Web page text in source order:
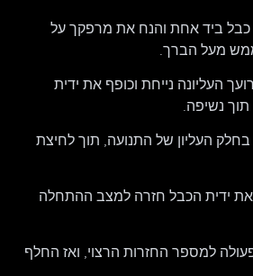
כבל ביד אחת והנח את מרפקך על
מעל הברך.
זרועך העליונה נייחת וכופף את ידית
תוך נשיפה.
בחלק העליון של התנועה, תוך לחיצת
לאט את ידית הכבל חזרה למצב ההתחלה
הפעולה למספר החזרות הרצוי, ואז החלף